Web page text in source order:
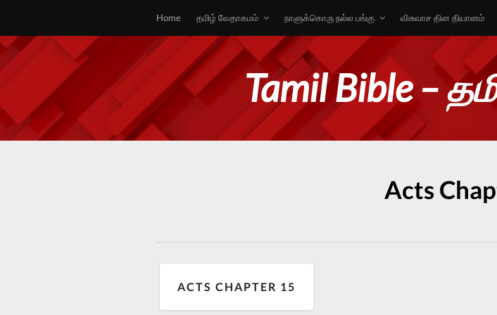
Home தமிழ் வேதாகமம் நாளுக்கொரு நல்ல பங்கு விசுவாச தின தியானம்
Tamil Bible –
Acts
ACTS CHAPTER 15